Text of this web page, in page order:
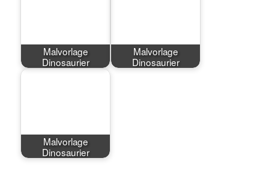
Malvorlage
Dinosaurier
Malvorlage
Dinosaurier
Malvorlage
Dinosaurier